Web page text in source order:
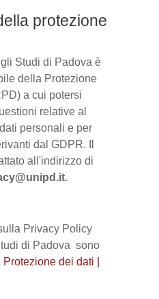
protezione
Studi di Padova è
della Protezione
a cui potersi
relative al
personali e per
dal GDPR. Il
all'indirizzo di
.
Privacy Policy
di Padova sono
Protezione dei dati |